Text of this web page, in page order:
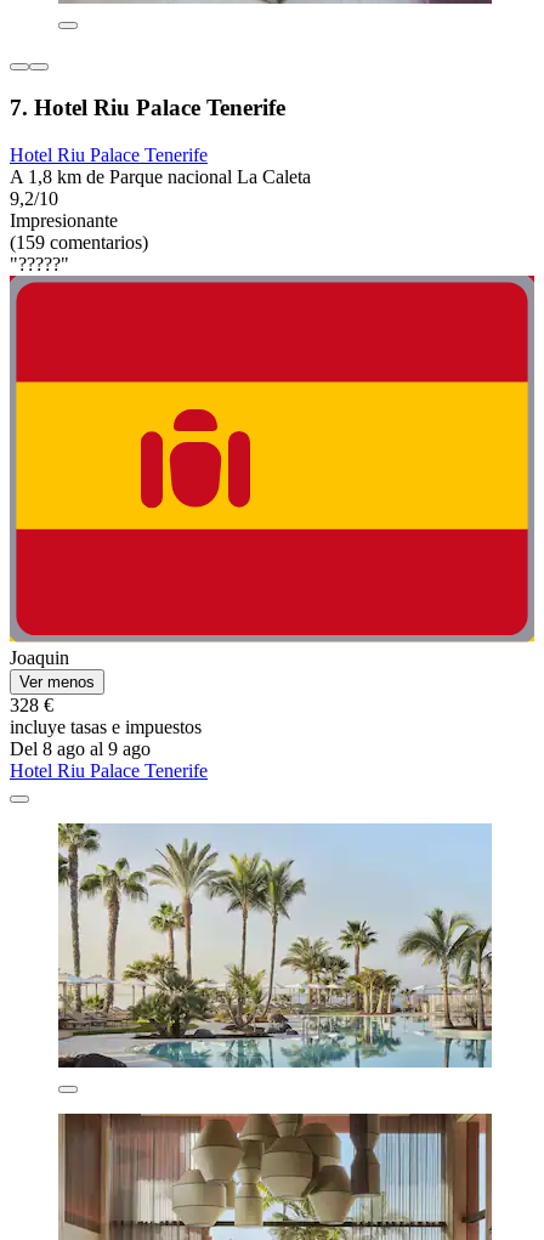
7. Hotel Riu Palace Tenerife
Hotel Riu Palace Tenerife
A 1,8 km de Parque nacional La Caleta
9,2/10
Impresionante
(159 comentarios)
"?????"
Joaquin
Ver menos
328 €
incluye tasas e impuestos
Del 8 ago al 9 ago
Hotel Riu Palace Tenerife